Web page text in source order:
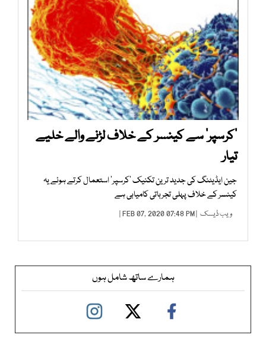
’کرسپر‘ سے کینسر کے خلاف لڑنے والے خلیے
تیار
جین ایڈیٹنگ کی جدید ترین تکنیک ’کرسپر‘ استعمال کرتے ہوئے یہ
کینسر کے خلاف پہلی تجرباتی کامیابی ہے
ویب ڈیسک | FEB 07, 2020 07:48 PM |
ہمارے ساتھ شامل ہوں